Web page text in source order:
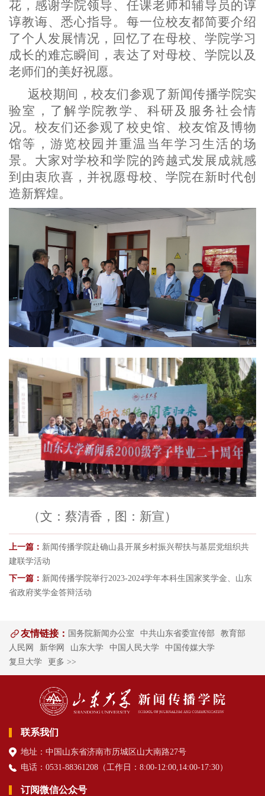
花，感谢学院领导、任课老师和辅导员的谆
谆教诲、悉心指导。每一位校友都简要介绍
了个人发展情况，回忆了在母校、学院学习
成长的难忘瞬间，表达了对母校、学院以及
老师们的美好祝愿。
返校期间，校友们参观了新闻传播学院实
验室，了解学院教学、科研及服务社会情
况。校友们还参观了 校史馆、校友馆及博物
馆等 ，游览校园并重温当年学习生活的场
景。大家对学校和学院的跨越式发展成就感
到由衷欣喜，并祝愿母校、学院在新时代创
造新辉煌。
（文：蔡清香，图：新宣）
上一篇： 新闻传播学院赴确山县开展乡村振兴帮扶与基层党组织共
建联学活动
下一篇： 新闻传播学院举行2023-2024学年本科生国家奖学金、山东
省政府奖学金答辩活动
友情链接： 国务院新闻办公室 中共山东省委宣传部
教育部
人民网
新华网 山东大学 中国人民大学
中国传媒大学
复旦大学
更多 >>
联系我们
地址：中国山东省济南市历城区山大南路27号
电话：0531-88361208（工作日 ：8:00-12:00,14:00-17:30）
订阅微信公众号